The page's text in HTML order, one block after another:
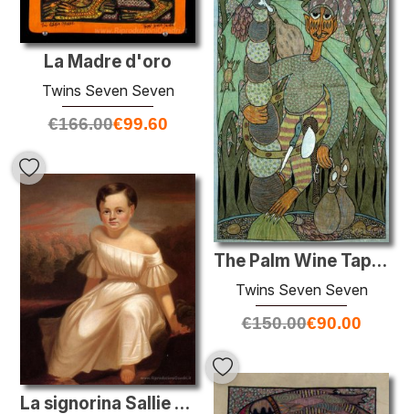
La Madre d'oro
Twins Seven Seven
€166.00€99.60
The Palm Wine Tapper
Twins Seven Seven
€150.00€90.00
La signorina Sallie Ann Camden